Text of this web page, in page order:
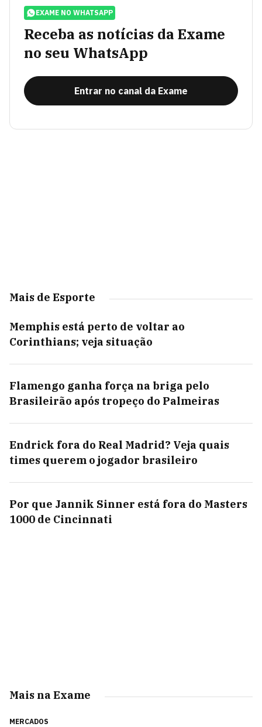
EXAME NO WHATSAPP
Receba as notícias da Exame
no seu WhatsApp
Entrar no canal da Exame
Mais de Esporte
Memphis está perto de voltar ao
Corinthians; veja situação
Flamengo ganha força na briga pelo
Brasileirão após tropeço do Palmeiras
Endrick fora do Real Madrid? Veja quais
times querem o jogador brasileiro
Por que Jannik Sinner está fora do Masters
1000 de Cincinnati
Mais na Exame
MERCADOS